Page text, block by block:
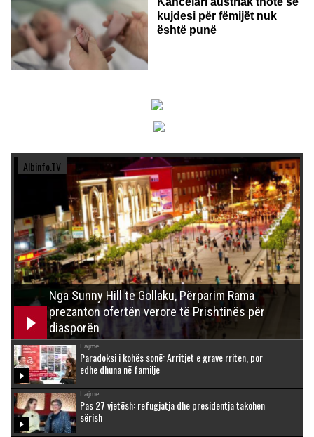
kujdesi për fëmijët nuk
është punë
Albinfo.TV
Nga Sunny Hill te Gollaku, Përparim Rama
prezanton ofertën verore të Prishtinës për
diasporën
Lajme
Paradoksi i kohës sonë: Arritjet e grave rriten, por
edhe dhuna në familje
Lajme
Pas 27 vjetësh: refugjatja dhe presidentja takohen
sërish